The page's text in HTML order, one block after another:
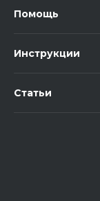
Помощь
Инструкции
Статьи